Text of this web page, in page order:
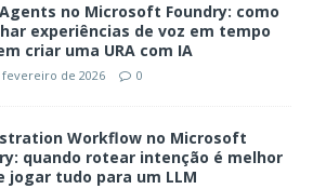
no Microsoft Foundry: como
experiências de voz em tempo
criar uma URA com IA
fevereiro de 2026 0
Workflow no Microsoft
quando rotear intenção é melhor
jogar tudo para um LLM